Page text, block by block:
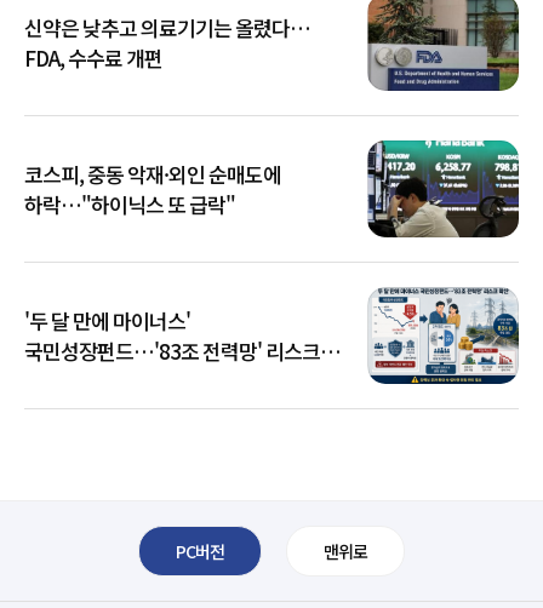
신약은 낮추고 의료기기는 올렸다…
FDA, 수수료 개편
코스피, 중동 악재·외인 순매도에
하락…"하이닉스 또 급락"
'두 달 만에 마이너스'
국민성장펀드…'83조 전력망' 리스크
PC버전 맨위로